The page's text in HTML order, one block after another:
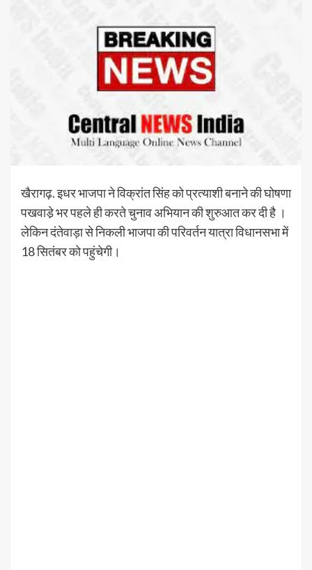
खैरागढ़. इधर भाजपा ने विक्रांत सिंह को प्रत्याशी बनाने की घोषणा
पखवाडे़ भर पहले ही करते चुनाव अभियान की शुरुआत कर दी है ।
लेकिन दंतेवाड़ा से निकली भाजपा की परिवर्तन यात्रा विधानसभा में
18 सितंबर को पहुंचेगी।